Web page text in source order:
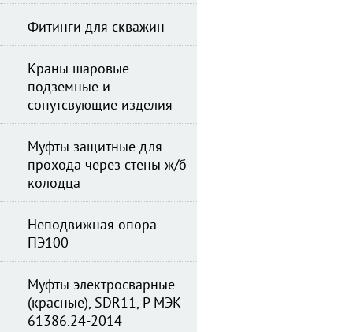
Фитинги для скважин
Краны шаровые
подземные и
сопутсвующие изделия
Муфты защитные для
прохода через стены ж/б
колодца
Неподвижная опора
ПЭ100
Муфты электросварные
(красные), SDR11, Р МЭК
61386.24-2014